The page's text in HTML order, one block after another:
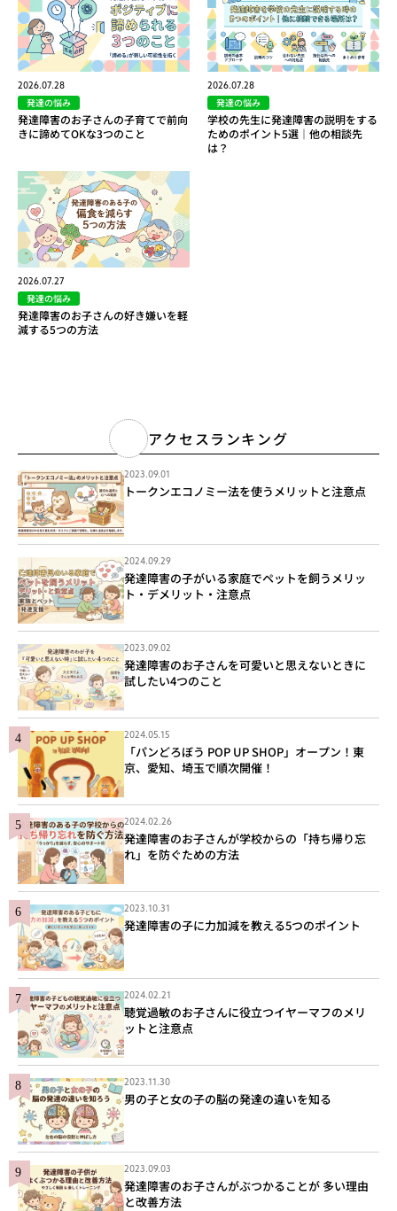
2026.07.28
発達の悩み
発達障害のお子さんの子育てで前向
きに諦めてOKな3つのこと
2026.07.28
発達の悩み
学校の先生に発達障害の説明をする
ためのポイント5選｜他の相談先
は？
2026.07.27
発達の悩み
発達障害のお子さんの好き嫌いを軽
減する5つの方法
アクセスランキング
2023.09.01
トークンエコノミー法を使うメリットと注意点
2024.09.29
発達障害の子がいる家庭でペットを飼うメリッ
ト・デメリット・注意点
2023.09.02
発達障害のお子さんを可愛いと思えないときに
試したい4つのこと
2024.05.15
「パンどろぼう POP UP SHOP」オープン！東
京、愛知、埼玉で順次開催！
2024.02.26
発達障害のお子さんが学校からの「持ち帰り忘
れ」を防ぐための方法
2023.10.31
発達障害の子に力加減を教える5つのポイント
2024.02.21
聴覚過敏のお子さんに役立つイヤーマフのメリ
ットと注意点
2023.11.30
男の子と女の子の脳の発達の違いを知る
2023.09.03
発達障害のお子さんがぶつかることが 多い理由
と改善方法